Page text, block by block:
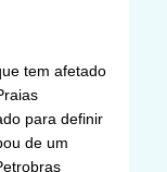
tem afetado
para definir
de um